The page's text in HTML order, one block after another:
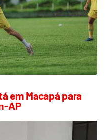
em Macapá para
AP